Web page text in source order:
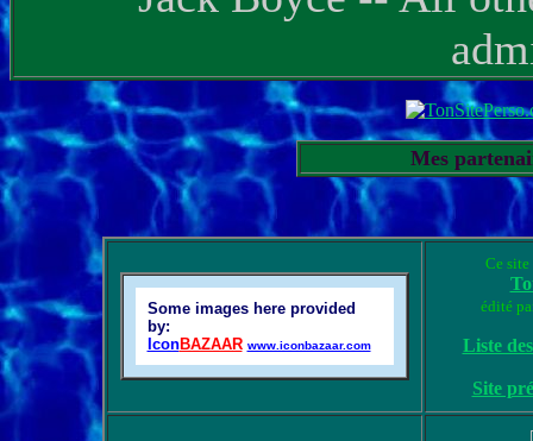
Mes
Some images here provided
by:
IconBAZAAR www.iconbazaar.com
Ce
édité
Liste
Site